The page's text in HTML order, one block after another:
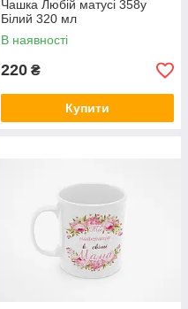
Чашка Любій матусі 358у
Білий 320 мл
В наявності
220 ₴
Купити